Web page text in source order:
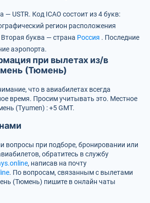
— USTR. Код ICAO состоит из 4 букв:
регион расположения
Вторая буква — страна Россия . Последние
аэропорта.
при вылетах из/в
(Тюмень)
что в авиабилетах всегда
время. Просим учитывать это. Местное
(Tyumen) : +5 GMT.
вопросы при подборе, бронировании или
обратитесь в службу
, написав на почту
. По вопросам, связанным с вылетами
(Тюмень) пишите в онлайн чаты